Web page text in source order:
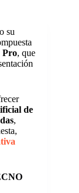
su
Pro, que
de
,